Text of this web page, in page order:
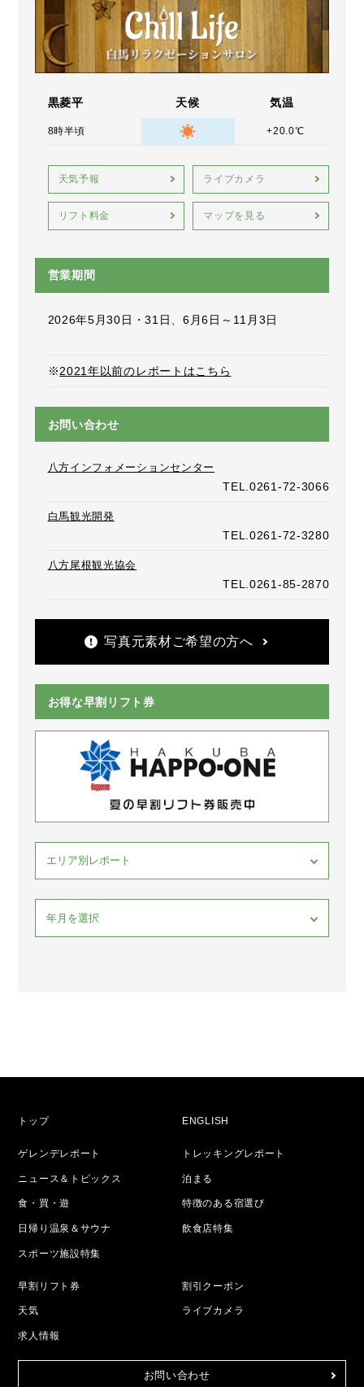
黒菱平 天候 気温
8時半頃 +20.0℃
天気予報 ライブカメラ
リフト料金 マップを見る
営業期間
2026年5月30日・31日、6月6日～11月3日
※2021年以前のレポートはこちら
お問い合わせ
八方インフォメーションセンター
TEL.0261-72-3066
白馬観光開発
TEL.0261-72-3280
八方尾根観光協会
TEL.0261-85-2870
写真元素材ご希望の方へ
お得な早割リフト券
トップ ENGLISH
ゲレンデレポート トレッキングレポート
ニュース＆トピックス 泊まる
食・買・遊 特徴のある宿選び
日帰り温泉＆サウナ 飲食店特集
スポーツ施設特集
早割リフト券 割引クーポン
天気 ライブカメラ
求人情報
お問い合わせ